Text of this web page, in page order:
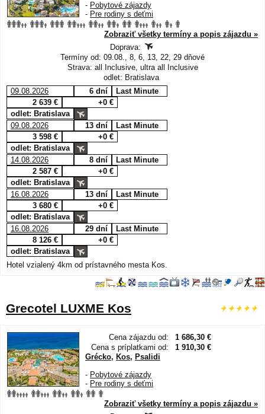
- Pobytové zájazdy
- Pre rodiny s deťmi
Zobraziť všetky termíny a popis zájazdu »
Doprava:
Termíny od: 09.08., 8, 6, 13, 22, 29 dňové
Strava: all Inclusive, ultra all Inclusive
odlet: Bratislava
09.08.2026
6 dní
Last Minute
2 639 €
+0 €
odlet: Bratislava
09.08.2026
13 dní
Last Minute
3 598 €
+0 €
odlet: Bratislava
14.08.2026
8 dní
Last Minute
2 587 €
+0 €
odlet: Bratislava
16.08.2026
13 dní
Last Minute
3 680 €
+0 €
odlet: Bratislava
16.08.2026
29 dní
Last Minute
8 126 €
+0 €
odlet: Bratislava
Hotel vzialený 4km od prístavného mesta Kos.
Grecotel LUXME Kos
Cena zájazdu od:
1 686,30 €
Cena s príplatkami od:
1 910,30 €
Grécko, Kos, Psalidi
- Pobytové zájazdy
- Pre rodiny s deťmi
Zobraziť všetky termíny a popis zájazdu »